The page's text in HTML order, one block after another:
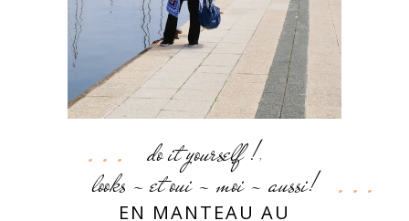
do it yourself !,
looks - et oui - moi - aussi!
EN MANTEAU AU